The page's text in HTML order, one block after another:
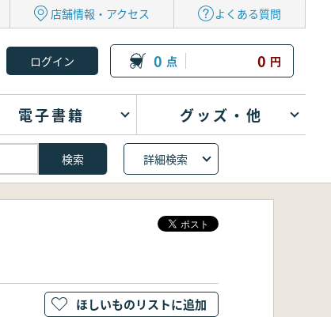
店舗情報・アクセス よくある質問
0 点 0 円
電子書籍 グッズ・他
詳細検索
ほしいものリストに追加